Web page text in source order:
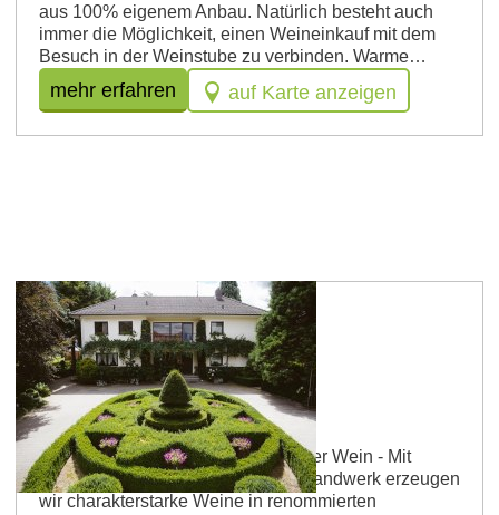
aus 100% eigenem Anbau. Natürlich besteht auch
immer die Möglichkeit, einen Weineinkauf mit dem
Besuch in der Weinstube zu verbinden. Warme…
mehr erfahren auf Karte anzeigen
Dorn-Dürkheim
Weingut Listmann
Listmann: Wein, Genuss, Garten Der Wein - Mit
Gespür für die Natur und bestem Handwerk erzeugen
wir charakterstarke Weine in renommierten